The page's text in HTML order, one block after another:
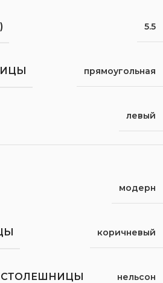
5.5
прямоугольная
левый
модерн
коричневый
СТОЛЕШНИЦЫ нельсон